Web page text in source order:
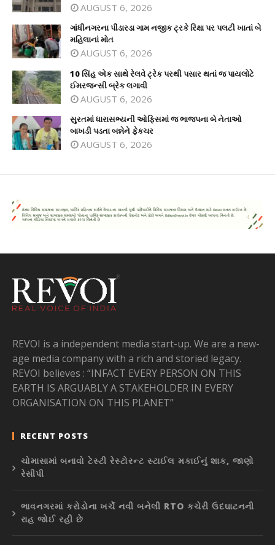
AUGUST 6, 2026
ગાંધીનગરના પીંડારડા ગામ નજીક ટ્રકે રિક્ષા પર પલટી ખાતાં બે
મહિલાનાં મોત
AUGUST 6, 2026
10 સિંહ એક સાથે રેલવે ટ્રેક પરથી પસાર થતાં જ પાયલોટે
ઈમરજન્સી બ્રેક લગાવી
AUGUST 6, 2026
સુરતમાં ધારાસભ્યની ઓફિસમાં જ ભાજપના બે નેતાઓ
બાખડી પડતા બન્નેને ફેકચર
AUGUST 6, 2026
REVOI is a independent media start-up. We are a new-
age media company with a rich and storied legacy.
REVOI believes : “INFACT EVERY PERSON ON THIS
EARTH IS ARGUABLY A STAKEHOLDER IN EVERY
ORGANISATION ON THIS PLANET”
RECENT POSTS
ચોમાસામાં બનાવો ટેસ્ટી રેસ્ટોરન્ટ સ્ટાઈલ મકાઈનું શાક, જાણો
રેસીપી
ભાવનગરમાં કરોડોના ખર્ચે નવી બનેલી RTO કચેરી ઉદઘાટનની
રાહ જોઈ રહી છે